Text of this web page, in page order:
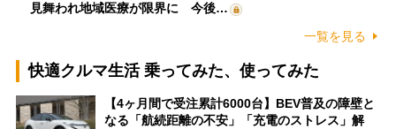
見舞われ地域医療が限界に 今後…
一覧を見る
快適クルマ生活 乗ってみた、使ってみた
【4ヶ月間で受注累計6000台】BEV普及の障壁と
なる「航続距離の不安」「充電のストレス」解